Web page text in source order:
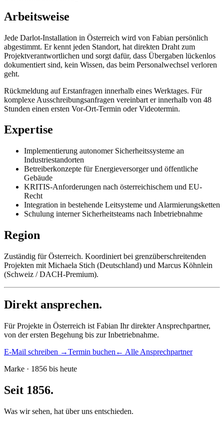
Arbeitsweise
Jede Darlot-Installation in Österreich wird von Fabian persönlich
abgestimmt. Er kennt jeden Standort, hat direkten Draht zum
Projektverantwortlichen und sorgt dafür, dass Übergaben lückenlos
dokumentiert sind, kein Wissen, das beim Personalwechsel verloren
geht.
Rückmeldung auf Erstanfragen innerhalb eines Werktages. Für
komplexe Ausschreibungsanfragen vereinbart er innerhalb von 48
Stunden einen ersten Vor-Ort-Termin oder Videotermin.
Expertise
Implementierung autonomer Sicherheitssysteme an
Industriestandorten
Betreiberkonzepte für Energieversorger und öffentliche
Gebäude
KRITIS-Anforderungen nach österreichischem und EU-
Recht
Integration in bestehende Leitsysteme und Alarmierungsketten
Schulung interner Sicherheitsteams nach Inbetriebnahme
Region
Zuständig für Österreich. Koordiniert bei grenzüberschreitenden
Projekten mit Michaela Stich (Deutschland) und Marcus Köhnlein
(Schweiz / DACH-Premium).
Direkt ansprechen.
Für Projekte in Österreich ist Fabian Ihr direkter Ansprechpartner,
von der ersten Begehung bis zur Inbetriebnahme.
E-Mail schreiben →Termin buchen ← Alle Ansprechpartner
Marke · 1856 bis heute
Seit 1856.
Was wir sehen, hat über uns entschieden.